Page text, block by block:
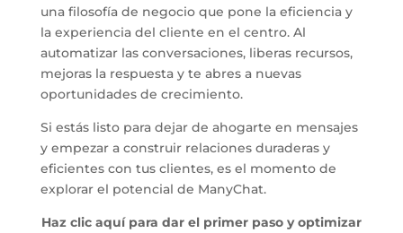
una filosofía de negocio que pone la eficiencia y
la experiencia del cliente en el centro. Al
automatizar las conversaciones, liberas recursos,
mejoras la respuesta y te abres a nuevas
oportunidades de crecimiento.
Si estás listo para dejar de ahogarte en mensajes
y empezar a construir relaciones duraderas y
eficientes con tus clientes, es el momento de
explorar el potencial de ManyChat.
Haz clic aquí para dar el primer paso y optimizar